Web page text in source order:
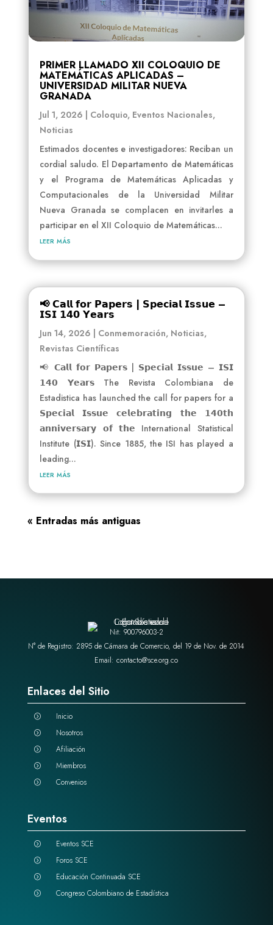
PRIMER LLAMADO XII COLOQUIO DE
MATEMÁTICAS APLICADAS –
UNIVERSIDAD MILITAR NUEVA
GRANADA
Jul 1, 2026 Coloquio, Eventos Nacionales,
Noticias
Estimados docentes e investigadores: Reciban un
cordial saludo. El Departamento de Matemáticas
y el Programa de Matemáticas Aplicadas y
Computacionales de la Universidad Militar
Nueva Granada se complacen en invitarles a
participar en el XII Coloquio de Matemáticas...
leer más
📢 𝗖𝗮𝗹𝗹 𝗳𝗼𝗿 𝗣𝗮𝗽𝗲𝗿𝘀 | 𝗦𝗽𝗲𝗰𝗶𝗮𝗹 𝗜𝘀𝘀𝘂𝗲 –
𝗜𝗦𝗜 𝟭𝟰𝟬 𝗬𝗲𝗮𝗿𝘀
Jun 14, 2026 | Conmemoración, Noticias,
Revistas Científicas
📢 𝗖𝗮𝗹𝗹 𝗳𝗼𝗿 𝗣𝗮𝗽𝗲𝗿𝘀 | 𝗦𝗽𝗲𝗰𝗶𝗮𝗹 𝗜𝘀𝘀𝘂𝗲 – 𝗜𝗦𝗜
𝟭𝟰𝟬 𝗬𝗲𝗮𝗿𝘀 The Revista Colombiana de
Estadistica has launched the call for papers for a
𝗦𝗽𝗲𝗰𝗶𝗮𝗹 𝗜𝘀𝘀𝘂𝗲 𝗰𝗲𝗹𝗲𝗯𝗿𝗮𝘁𝗶𝗻𝗴 𝘁𝗵𝗲 𝟭𝟰𝟬𝘁𝗵
𝗮𝗻𝗻𝗶𝘃𝗲𝗿𝘀𝗮𝗿𝘆 𝗼𝗳 𝘁𝗵𝗲 International Statistical
Institute (𝗜𝗦𝗜). Since 1885, the ISI has played a
leading...
leer más
« Entradas más antiguas
Nit: 900796003-2
N° de Registro: 2895 de Cámara de Comercio, del 19 de Nov. de 2014
Email: contacto@sce.org.co
Enlaces del Sitio
= Inicio
= Nosotros
= Afiliación
= Miembros
= Convenios
Eventos
= Eventos SCE
= Foros SCE
= Educación Continuada SCE
= Congreso Colombiano de Estadística